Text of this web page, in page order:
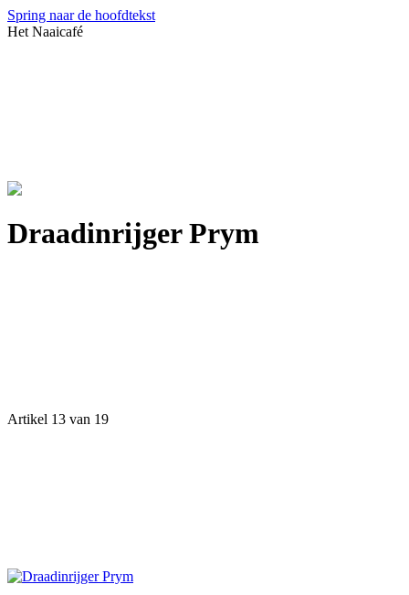
Spring naar de hoofdtekst
Het Naaicafé
Draadinrijger Prym
Artikel 13 van 19